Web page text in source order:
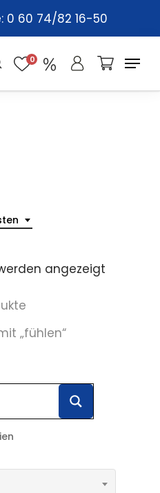
0 60 74/82 16-50
0
angezeigt
„fühlen“